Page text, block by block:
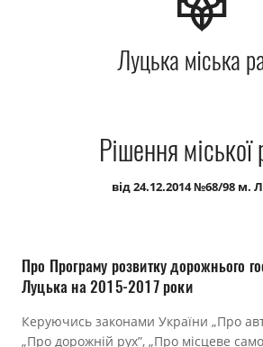
Міська влада
Міська рада
Публічна
Документи
Луцька міська
Рішення
від 24.12.2014 №68/98 м.
Про Програму розвитку дорожнього
Луцька на 2015-2017 роки
Керуючись законами України „Про
„Про дорожній рух”, „Про місцеве